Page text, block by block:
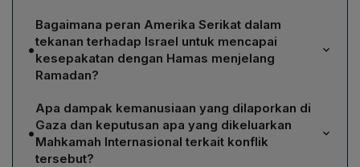
Menteri Warisan Israel Amichai Eliyahu menyatakan
kepada Radio Angkatan Darat Israel pada 1 Maret
bahwa "bulan Ramadan harus dimuskan dan ketakutan
kita terhadap bulan ini juga harus dimusnahkan".
ketegangan di Tepi Barat dan Yerusalem Timur, serta
sebagai bagian dari retorika ekstrem kanan partai
Otzma Yehudit yang dipimpin oleh Menteri Keamanan
Nasional Itamar Ben Gvir.
•
Bagaimana peran Amerika Serikat dalam
tekanan terhadap Israel untuk mencapai
kesepakatan dengan Hamas menjelang
Ramadan?
Media Israel melaporkan bahwa pemerintahan Amerika
Serikat menekan Tel Aviv untuk menandatangani
kesepakatan dengan Hamas yang mencakup
pertukaran sandera dan gencatan senjata sebelum
•
Apa dampak kemanusiaan yang dilaporkan di
Gaza dan keputusan apa yang dikeluarkan
Mahkamah Internasional terkait konflik
tersebut?